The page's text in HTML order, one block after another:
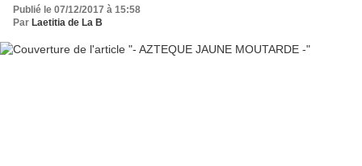
Publié le 07/12/2017 à 15:58
Par Laetitia de La B